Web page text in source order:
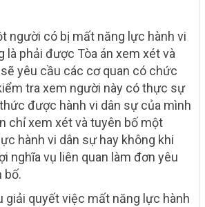
người có bị mất năng lực hành vi
là phải được Tòa án xem xét và
yêu cầu các cơ quan có chức
tra xem người này có thực sự
được hành vi dân sự của mình
chỉ xem xét và tuyên bố một
hành vi dân sự hay không khi
nghĩa vụ liên quan làm đơn yêu
bố.
giải quyết việc mất năng lực hành